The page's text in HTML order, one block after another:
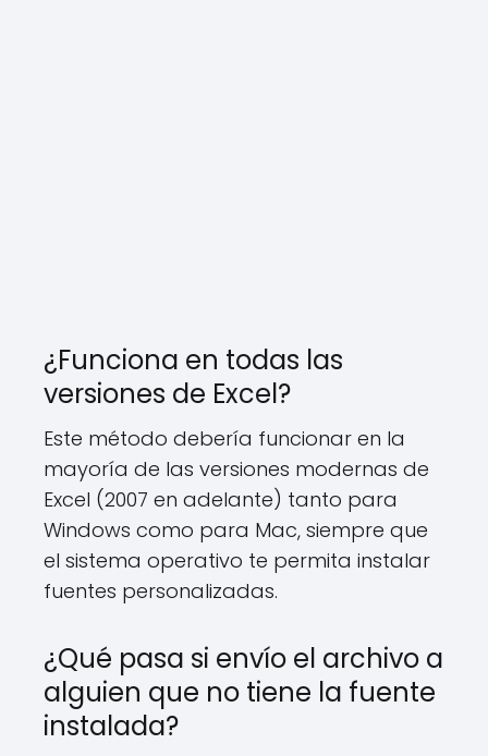
¿Funciona en todas las
versiones de Excel?
Este método debería funcionar en la
mayoría de las versiones modernas de
Excel (2007 en adelante) tanto para
Windows como para Mac, siempre que
el sistema operativo te permita instalar
fuentes personalizadas.
¿Qué pasa si envío el archivo a
alguien que no tiene la fuente
instalada?